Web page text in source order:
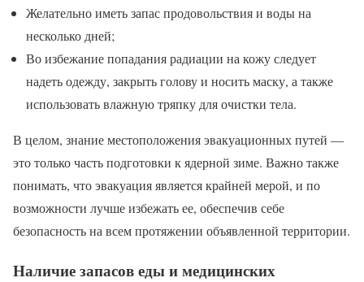
Желательно иметь запас продовольствия и воды на
несколько дней;
Во избежание попадания радиации на кожу следует
надеть одежду, закрыть голову и носить маску, а также
использовать влажную тряпку для очистки тела.
В целом, знание местоположения эвакуационных путей —
это только часть подготовки к ядерной зиме. Важно также
понимать, что эвакуация является крайней мерой, и по
возможности лучше избежать ее, обеспечив себе
безопасность на всем протяжении объявленной территории.
Наличие запасов еды и медицинских